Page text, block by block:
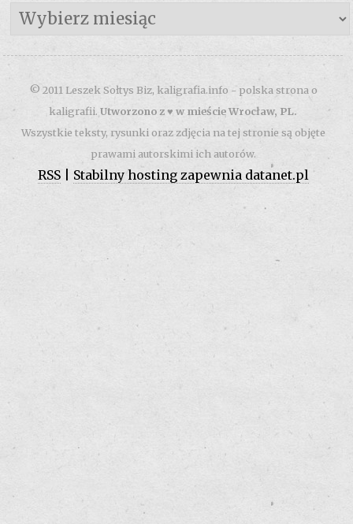
Archiwa
© 2011 Leszek Sołtys Biz, kaligrafia.info - polska strona o
kaligrafii.Utworzono z ♥ w mieście Wrocław, PL.
Wszystkie teksty, rysunki oraz zdjęcia na tej stronie są objęte
prawami autorskimi ich autorów.
RSS| Stabilny hosting zapewnia datanet.pl